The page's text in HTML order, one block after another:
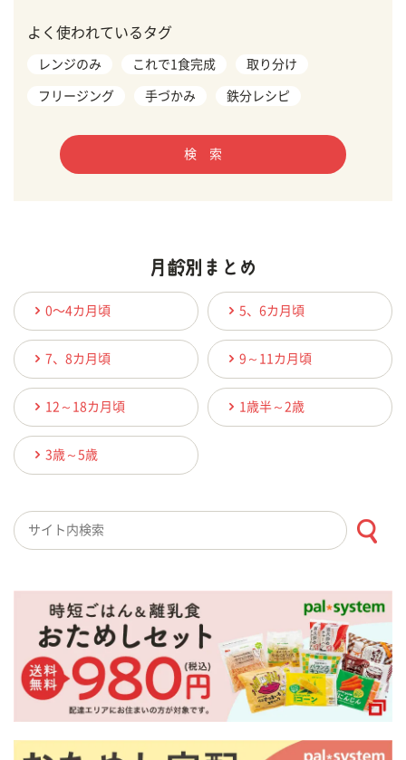
よく使われているタグ
レンジのみ これで1食完成 取り分け
フリージング 手づかみ 鉄分レシピ
検 索
0〜4カ月頃 5、6カ月頃
7、8カ月頃 9～11カ月頃
12～18カ月頃 1歳半～2歳
3歳～5歳
検索キーワード入力